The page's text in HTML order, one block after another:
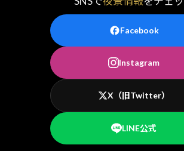
Facebook
Instagram
X（旧Twitter）
LINE公式